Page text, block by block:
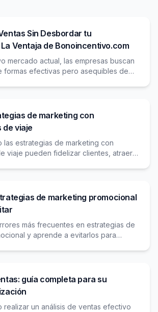
Sin Desbordar tu
Ventaja de Bonoincentivo.com
mercado actual, las empresas buscan
formas efectivas pero asequibles de
de marketing con
de viaje
las estrategias de marketing con
viaje pueden fidelizar clientes, atraer
de marketing promocional
más frecuentes en estrategias de
y aprende a evitarlos para
guía completa para su
realizar un análisis de ventas efectivo